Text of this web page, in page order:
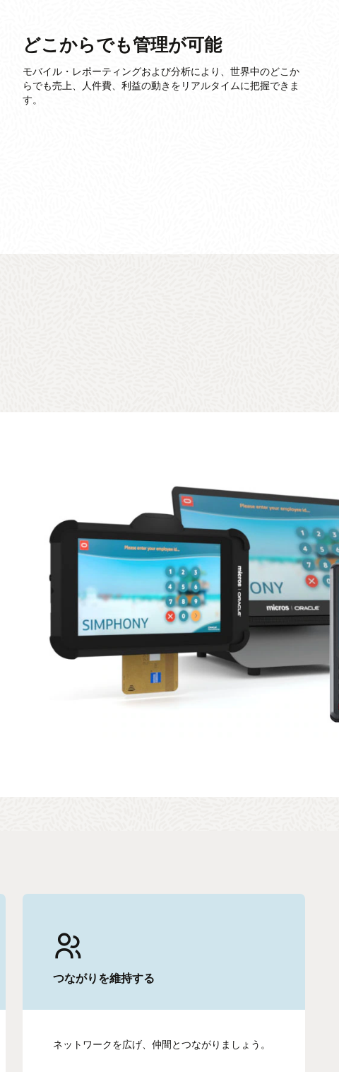
どこからでも管理が可能
モバイル・レポーティングおよび分析により、世界中のどこか
らでも売上、人件費、利益の動きをリアルタイムに把握できま
す。
つながりを維持する
ネットワークを広げ、仲間とつながりましょう。